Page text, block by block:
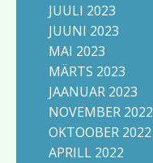
JUULI 2023
JUUNI 2023
MAI 2023
MÄRTS 2023
JAANUAR 2023
NOVEMBER 2022
OKTOOBER 2022
APRILL 2022